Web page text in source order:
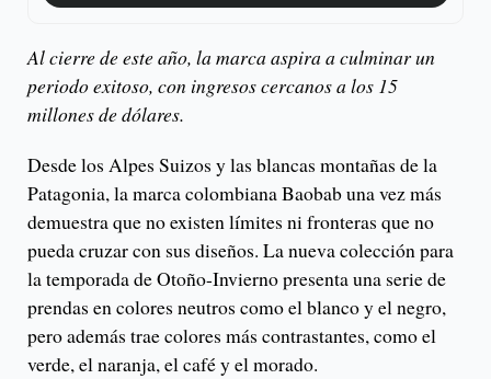
Al cierre de este año, la marca aspira a culminar un
periodo exitoso, con ingresos cercanos a los 15
millones de dólares.
Desde los Alpes Suizos y las blancas montañas de la
Patagonia, la marca colombiana Baobab una vez más
demuestra que no existen límites ni fronteras que no
pueda cruzar con sus diseños. La nueva colección para
la temporada de Otoño-Invierno presenta una serie de
prendas en colores neutros como el blanco y el negro,
pero además trae colores más contrastantes, como el
verde, el naranja, el café y el morado.